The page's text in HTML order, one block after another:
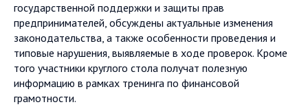
государственной поддержки и защиты прав
предпринимателей, обсуждены актуальные изменения
законодательства, а также особенности проведения и
типовые нарушения, выявляемые в ходе проверок. Кроме
того участники круглого стола получат полезную
информацию в рамках тренинга по финансовой
грамотности.